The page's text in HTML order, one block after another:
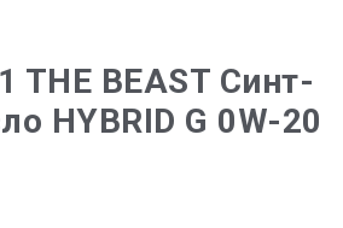
THE BEAST Синт-
HYBRID G 0W-20